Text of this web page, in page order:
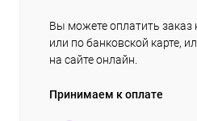
Вы можете оплатить заказ
или по банковской карте,
на сайте онлайн.
Принимаем к оплате